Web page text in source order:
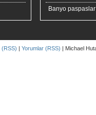
Banyo
(RSS) | Yorumlar (RSS) | Michael